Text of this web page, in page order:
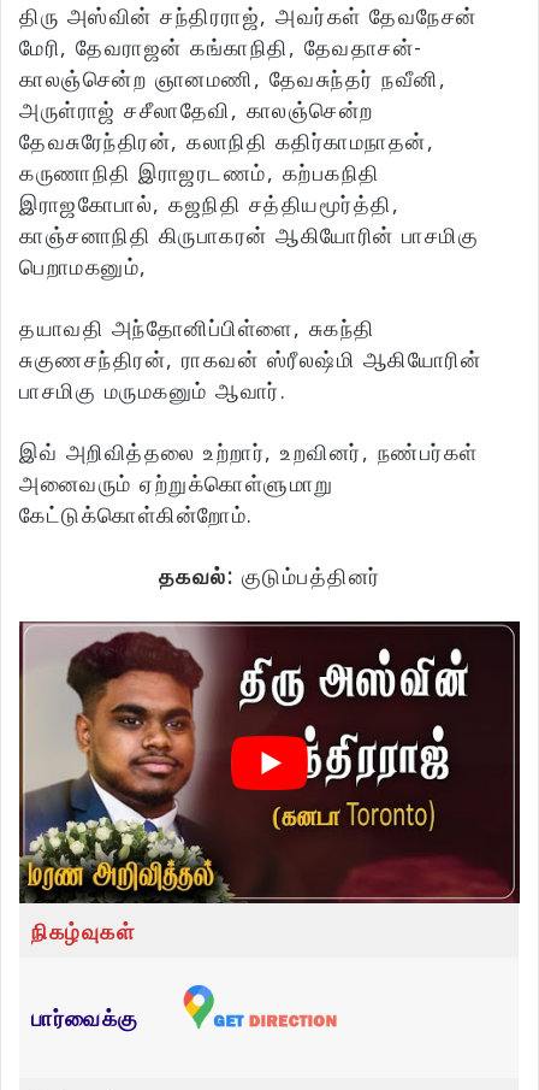
திரு அஸ்வின் சந்திரராஜ், அவர்கள் தேவநேசன்
மேரி, தேவராஜன் கங்காநிதி, தேவதாசன்-
காலஞ்சென்ற ஞானமணி, தேவசுந்தர் நவீனி,
அருள்ராஜ் சசீலாதேவி, காலஞ்சென்ற
தேவசுரேந்திரன், கலாநிதி கதிர்காமநாதன்,
கருணாநிதி இராஜரடணம், கற்பகநிதி
இராஜகோபால், கஜநிதி சத்தியமூர்த்தி,
காஞ்சனாநிதி கிருபாகரன் ஆகியோரின் பாசமிகு
பெறாமகனும்,
தயாவதி அந்தோனிப்பிள்ளை, சுகந்தி
சுகுணசந்திரன், ராகவன் ஸ்ரீலஷ்மி ஆகியோரின்
பாசமிகு மருமகனும் ஆவார்.
இவ் அறிவித்தலை உற்றார், உறவினர், நண்பர்கள்
அனைவரும் ஏற்றுக்கொள்ளுமாறு
கேட்டுக்கொள்கின்றோம்.
தகவல்: குடும்பத்தினர்
நிகழ்வுகள்
பார்வைக்கு